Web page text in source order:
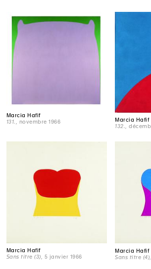
Marcia Hafif
131.
, novembre 1966
Marcia Hafif
132.
,
Marcia Hafif
Sans titre (3) , 5 janvier 1966
Marcia Hafif
Sans titre (4)